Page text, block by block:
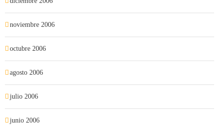
noviembre 2006
octubre 2006
agosto 2006
julio 2006
junio 2006